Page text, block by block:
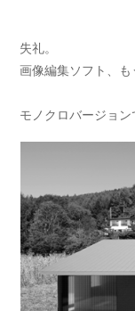
失礼。
画像編集ソフト、も
モノクロバージョン